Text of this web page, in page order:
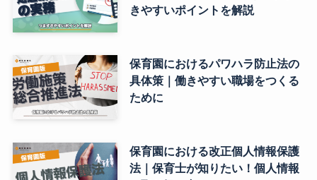
きやすいポイントを解説
保育園におけるパワハラ防止法の
具体策｜働きやすい職場をつくる
ために
保育園における改正個人情報保護
法｜保育士が知りたい！個人情報